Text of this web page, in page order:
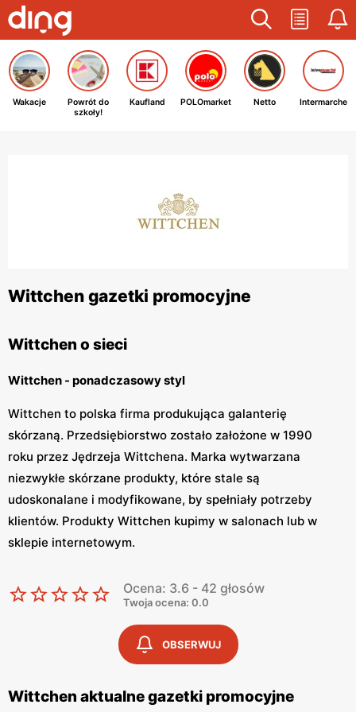
Wakacje
Powrót do
szkoły!
Kaufland POLOmarket Netto Intermarche
Wittchen gazetki promocyjne
Wittchen o sieci
Wittchen - ponadczasowy styl
Wittchen to polska firma produkująca galanterię
skórzaną. Przedsiębiorstwo zostało założone w 1990
roku przez Jędrzeja Wittchena. Marka wytwarzana
niezwykłe skórzane produkty, które stale są
udoskonalane i modyfikowane, by spełniały potrzeby
klientów. Produkty Wittchen kupimy w salonach lub w
sklepie internetowym.
Wittchen to sklep, w którym znajdziemy torebki, buty,
kurtki, bagaże podróżne oraz różne dodatki i wyroby ze
skóry. Marka tworzy różne kolekcje galanterii skórzanej,
Wittchen charakteryzują się połączeniem klasycznej
Ocena: 3.6 - 42 głosów
Twoja ocena: 0.0
OBSERWUJ
Wittchen aktualne gazetki promocyjne